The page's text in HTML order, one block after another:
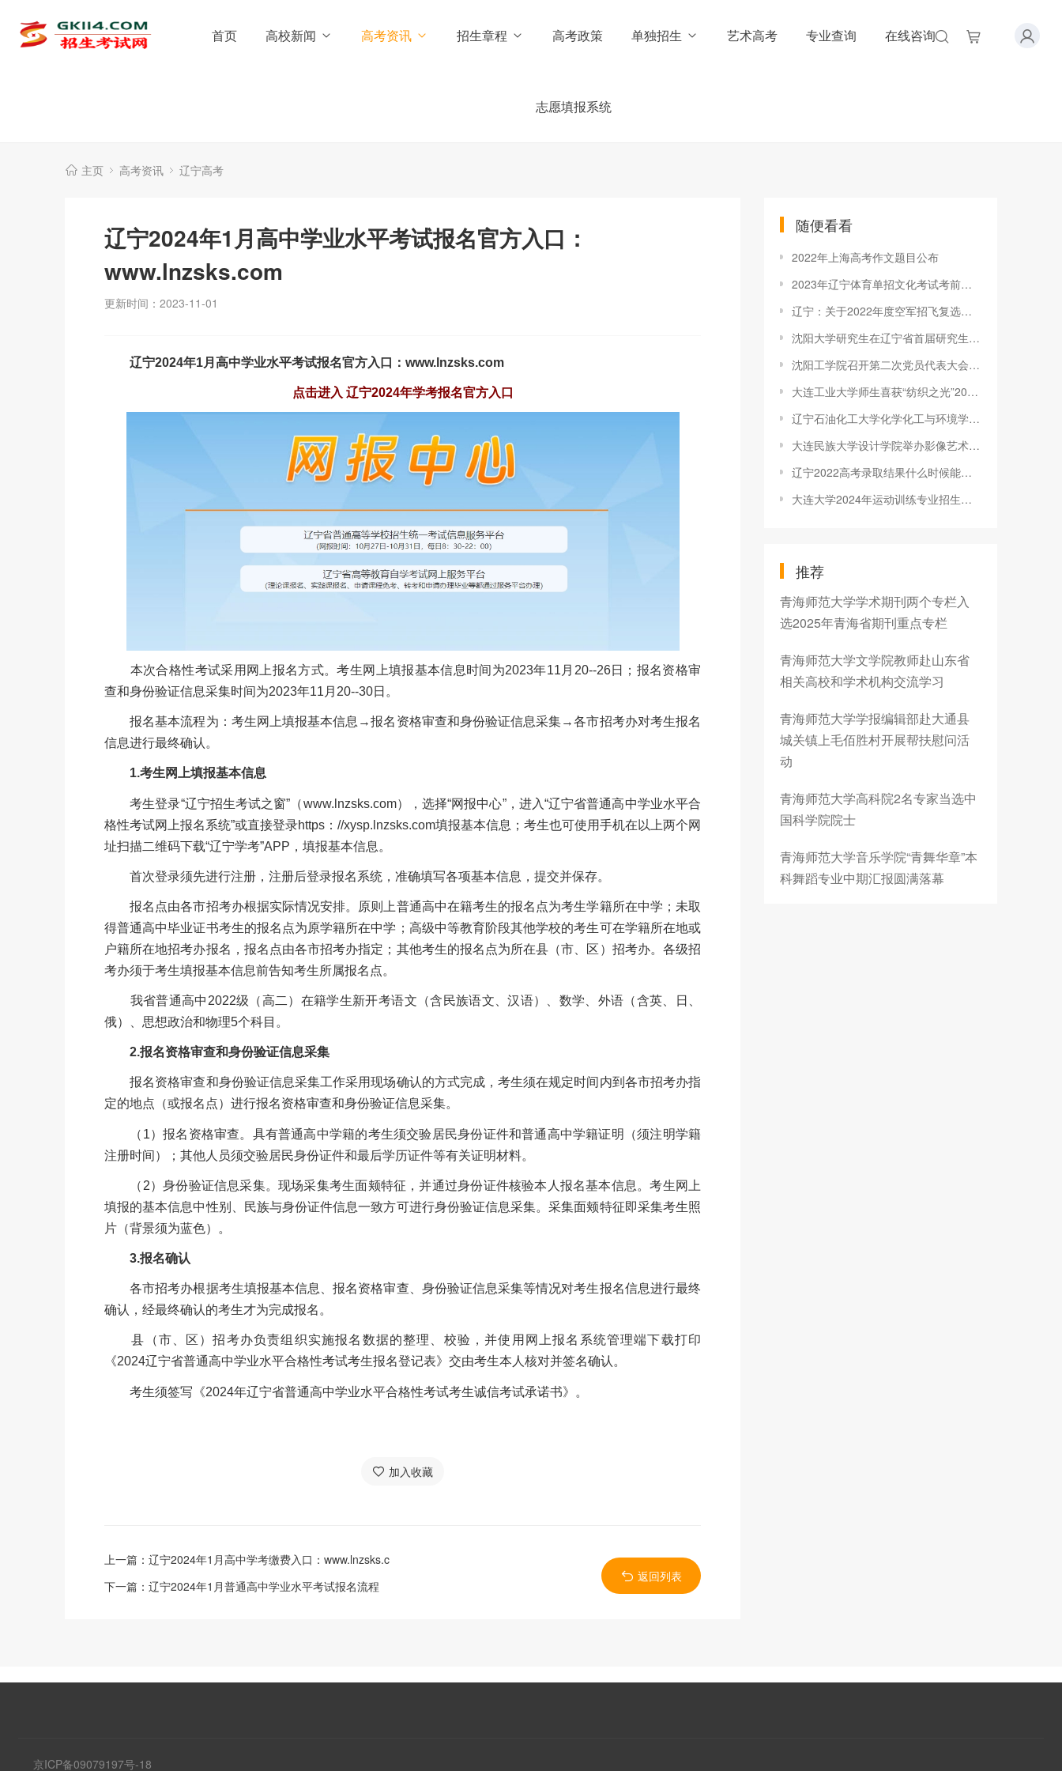
首页 高校新闻 高考资讯 招生章程 高考政策 单独招生 艺术高考 专业查询 在线咨询
志愿填报系统
主页 高考资讯 辽宁高考
辽宁2024年1月高中学业水平考试报名官方入口：
www.lnzsks.com
更新时间：2023-11-01
辽宁2024年1月高中学业水平考试报名官方入口：www.lnzsks.com
点击进入 辽宁2024年学考报名官方入口
本次合格性考试采用网上报名方式。考生网上填报基本信息时间为2023年11月20--26日；报名资格审
查和身份验证信息采集时间为2023年11月20--30日。
报名基本流程为：考生网上填报基本信息→报名资格审查和身份验证信息采集→各市招考办对考生报名
信息进行最终确认。
1.考生网上填报基本信息
考生登录“辽宁招生考试之窗”（www.lnzsks.com），选择“网报中心”，进入“辽宁省普通高中学业水平合
格性考试网上报名系统”或直接登录https：//xysp.lnzsks.com填报基本信息；考生也可使用手机在以上两个网
址扫描二维码下载“辽宁学考”APP，填报基本信息。
首次登录须先进行注册，注册后登录报名系统，准确填写各项基本信息，提交并保存。
报名点由各市招考办根据实际情况安排。原则上普通高中在籍考生的报名点为考生学籍所在中学；未取
得普通高中毕业证书考生的报名点为原学籍所在中学；高级中等教育阶段其他学校的考生可在学籍所在地或
户籍所在地招考办报名，报名点由各市招考办指定；其他考生的报名点为所在县（市、区）招考办。各级招
考办须于考生填报基本信息前告知考生所属报名点。
我省普通高中2022级（高二）在籍学生新开考语文（含民族语文、汉语）、数学、外语（含英、日、
俄）、思想政治和物理5个科目。
2.报名资格审查和身份验证信息采集
报名资格审查和身份验证信息采集工作采用现场确认的方式完成，考生须在规定时间内到各市招考办指
定的地点（或报名点）进行报名资格审查和身份验证信息采集。
（1）报名资格审查。具有普通高中学籍的考生须交验居民身份证件和普通高中学籍证明（须注明学籍
注册时间）；其他人员须交验居民身份证件和最后学历证件等有关证明材料。
（2）身份验证信息采集。现场采集考生面颊特征，并通过身份证件核验本人报名基本信息。考生网上
填报的基本信息中性别、民族与身份证件信息一致方可进行身份验证信息采集。采集面颊特征即采集考生照
片（背景须为蓝色）。
3.报名确认
各市招考办根据考生填报基本信息、报名资格审查、身份验证信息采集等情况对考生报名信息进行最终
确认，经最终确认的考生才为完成报名。
县（市、区）招考办负责组织实施报名数据的整理、校验，并使用网上报名系统管理端下载打印
《2024辽宁省普通高中学业水平合格性考试考生报名登记表》交由考生本人核对并签名确认。
考生须签写《2024年辽宁省普通高中学业水平合格性考试考生诚信考试承诺书》。
加入收藏
上一篇： 辽宁2024年1月高中学考缴费入口：www.lnzsks.c
下一篇： 辽宁2024年1月普通高中学业水平考试报名流程
返回列表
随便看看
2022年上海高考作文题目公布
2023年辽宁体育单招文化考试考前提醒
辽宁：关于2022年度空军招飞复选工作安排的通知
沈阳大学研究生在辽宁省首届研究生ERP沙盘模拟大赛中获佳绩
沈阳工学院召开第二次党员代表大会动员部署会
大连工业大学师生喜获“纺织之光”2018年度中国纺织工业联合会科
辽宁石油化工大学化学化工与环境学部举行辅导员心理健康教育专题
大连民族大学设计学院举办影像艺术沙龙展
辽宁2022高考录取结果什么时候能查？
大连大学2024年运动训练专业招生简章
推荐
青海师范大学学术期刊两个专栏入
选2025年青海省期刊重点专栏
青海师范大学文学院教师赴山东省
相关高校和学术机构交流学习
青海师范大学学报编辑部赴大通县
城关镇上毛佰胜村开展帮扶慰问活
动
青海师范大学高科院2名专家当选中
国科学院院士
青海师范大学音乐学院“青舞华章”本
科舞蹈专业中期汇报圆满落幕
京ICP备09079197号-18